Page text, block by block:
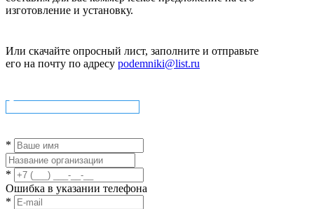
изготовление и установку.
Или скачайте опросный лист, заполните и отправьте
его на почту по адресу podemniki@list.ru
*
*
Ошибка в указании телефона
*